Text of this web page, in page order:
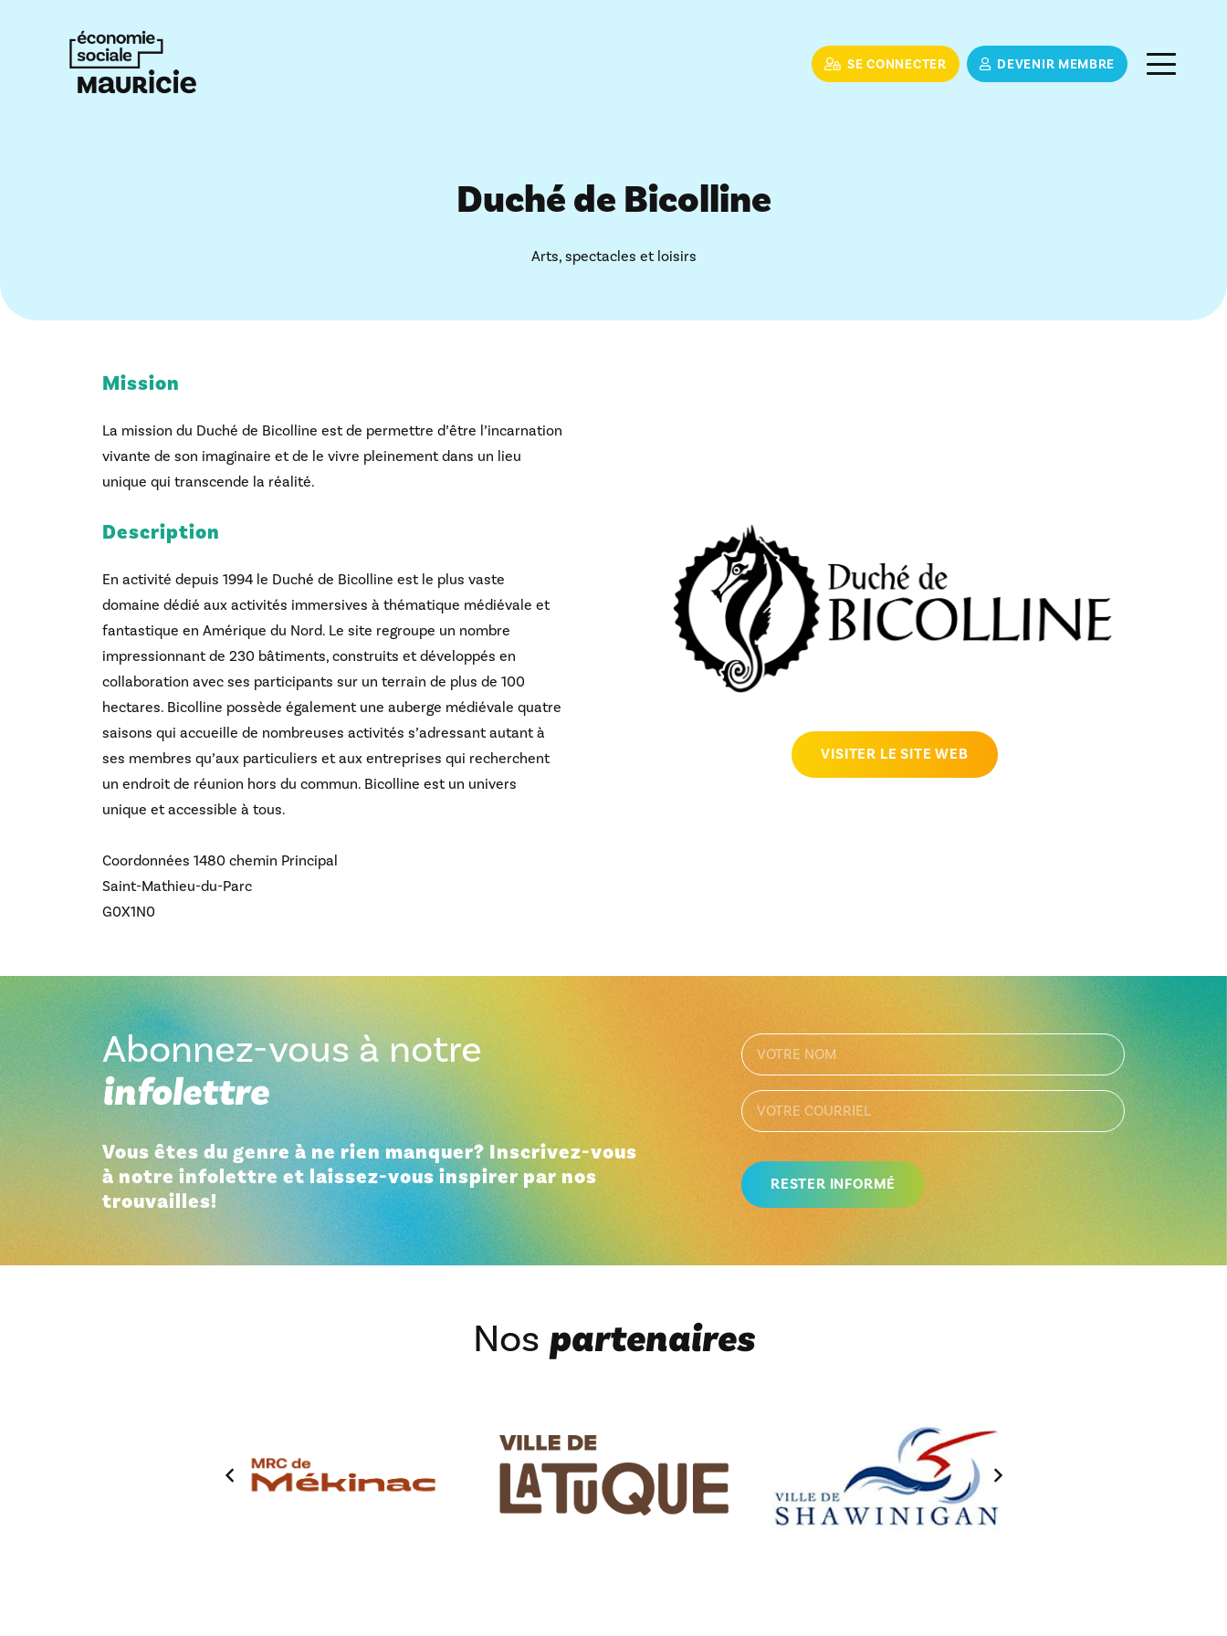
SE CONNECTER DEVENIR MEMBRE
Duché de Bicolline
Arts, spectacles et loisirs
Mission
La mission du Duché de Bicolline est de permettre d’être l’incarnation
vivante de son imaginaire et de le vivre pleinement dans un lieu
unique qui transcende la réalité.
Description
En activité depuis 1994 le Duché de Bicolline est le plus vaste
domaine dédié aux activités immersives à thématique médiévale et
fantastique en Amérique du Nord. Le site regroupe un nombre
impressionnant de 230 bâtiments, construits et développés en
collaboration avec ses participants sur un terrain de plus de 100
hectares. Bicolline possède également une auberge médiévale quatre
saisons qui accueille de nombreuses activités s’adressant autant à
ses membres qu’aux particuliers et aux entreprises qui recherchent
un endroit de réunion hors du commun. Bicolline est un univers
unique et accessible à tous.
Coordonnées 1480 chemin Principal
Saint-Mathieu-du-Parc
G0X1N0
VISITER LE SITE WEB
Abonnez-vous à notre
infolettre
Vous êtes du genre à ne rien manquer? Inscrivez-vous
à notre infolettre et laissez-vous inspirer par nos
trouvailles!
Nos partenaires